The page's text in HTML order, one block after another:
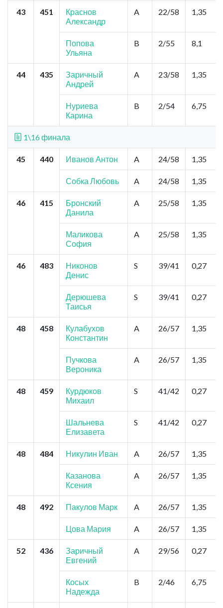
43 451
Краснов
Александр
A 22/58 1,35
Попова
Ульяна
B 2/55 8,1
44 435
Заричный
Андрей
A 23/58 1,35
Нуриева
Карина
B 2/54 6,75
1\16 финала
45 440 Иванов Антон A 24/58 1,35
Собка Любовь A 24/58 1,35
46 415
Бронский
Данила
A 25/58 1,35
Маликова
София
A 25/58 1,35
46 483
Никонов
Денис
S 39/41 0,27
Дерюшева
Таисья
S 39/41 0,27
48 458
Кулабухов
Константин
A 26/57 1,35
Пучкова
Вероника
A 26/57 1,35
48 459
Курдюков
Михаил
S 41/42 0,27
Шальнева
Елизавета
S 41/42 0,27
48 484 Никулин Иван A 26/57 1,35
Казанова
Ксения
A 26/57 1,35
48 492 Пакулов Марк A 26/57 1,35
Цова Мария A 26/57 1,35
52 436
Заричный
Евгений
A 29/56 0,27
Косых
Надежда
B 2/46 6,75